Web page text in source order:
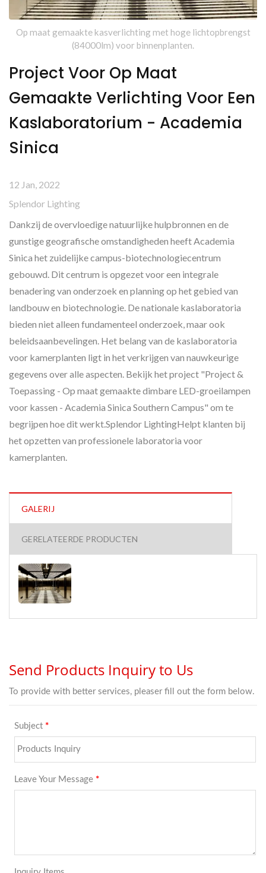
Op maat gemaakte kasverlichting met hoge lichtopbrengst
(84000lm) voor binnenplanten.
Project Voor Op Maat
Gemaakte Verlichting Voor Een
Kaslaboratorium - Academia
Sinica
12 Jan, 2022
Splendor Lighting
Dankzij de overvloedige natuurlijke hulpbronnen en de
gunstige geografische omstandigheden heeft Academia
Sinica het zuidelijke campus-biotechnologiecentrum
gebouwd. Dit centrum is opgezet voor een integrale
benadering van onderzoek en planning op het gebied van
landbouw en biotechnologie. De nationale kaslaboratoria
bieden niet alleen fundamenteel onderzoek, maar ook
beleidsaanbevelingen. Het belang van de kaslaboratoria
voor kamerplanten ligt in het verkrijgen van nauwkeurige
gegevens over alle aspecten. Bekijk het project "Project &
Toepassing - Op maat gemaakte dimbare LED-groeilampen
voor kassen - Academia Sinica Southern Campus" om te
begrijpen hoe dit werkt.Splendor LightingHelpt klanten bij
het opzetten van professionele laboratoria voor
kamerplanten.
GALERIJ
GERELATEERDE PRODUCTEN